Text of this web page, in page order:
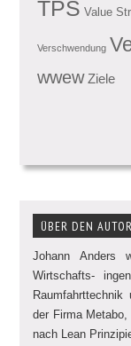
TPS Value
Verschwendung
wwew Ziele
ÜBER DEN AUTOR
Johann Anders
Wirtschafts-
der Firma
nach Lean